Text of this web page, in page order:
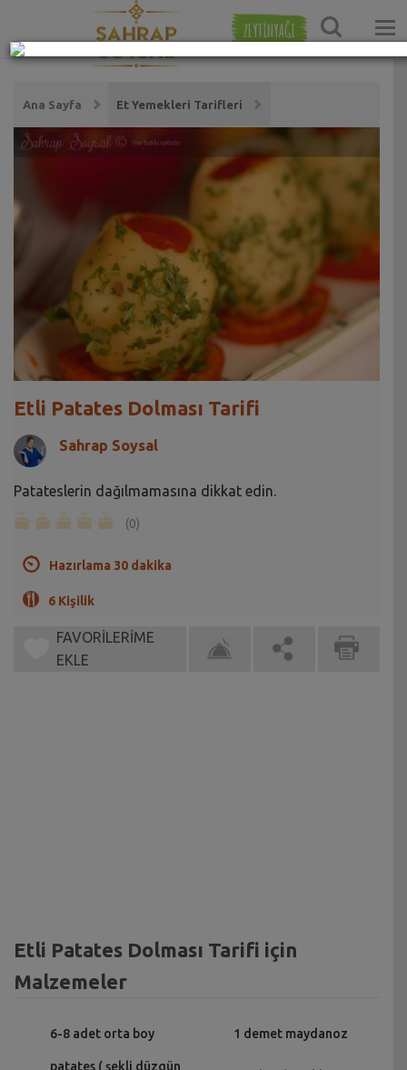
ZEYTİNYAĞI
Ana Sayfa Et Yemekleri Tarifleri
Etli Patates Dolması Tarifi
Sahrap Soysal
Patateslerin dağılmamasına dikkat edin.
(0)
Hazırlama 30 dakika
6 Kişilik
FAVORİLERİME
EKLE
Etli Patates Dolması Tarifi için
Malzemeler
6-8 adet orta boy
patates ( şekli düzgün
1 demet maydanoz